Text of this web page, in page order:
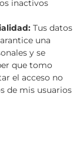
inactivos
Tus datos
una
y se
que tomo
el acceso no
de mis usuarios